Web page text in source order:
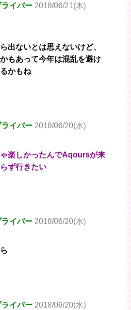
イバー 2018/06/21(木)
出ないとは思えないけど、
もあって今年は混乱を避け
かもね
イバー 2018/06/20(水)
楽しかったんでAqoursが来
ず行きたい
イバー 2018/06/20(水)
イバー 2018/06/20(水)